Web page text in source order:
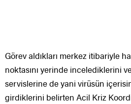
Görev aldıkları merkez itibariyle
noktasını yerinde incelediklerini
servislerine de yani virüsün
girdiklerini belirten Acil Kriz